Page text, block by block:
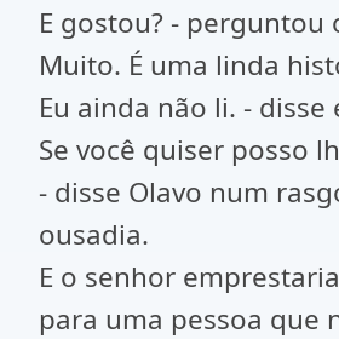
E gostou? - perguntou
Muito. É uma linda
Eu ainda não li. - disse
Se você quiser posso
- disse Olavo num
ousadia.
E o senhor
para uma pessoa que